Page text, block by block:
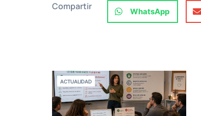
Compartir WhatsApp
ACTUALIDAD